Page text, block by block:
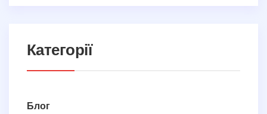
Категорії
Блог